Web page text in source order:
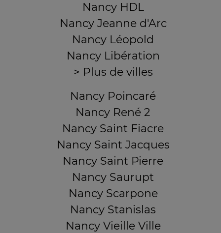
Nancy HDL
Nancy Jeanne d'Arc
Nancy Léopold
Nancy Libération
> Plus de villes
Nancy Poincaré
Nancy René 2
Nancy Saint Fiacre
Nancy Saint Jacques
Nancy Saint Pierre
Nancy Saurupt
Nancy Scarpone
Nancy Stanislas
Nancy Vieille Ville